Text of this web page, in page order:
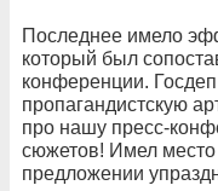
Последнее имело
который был
конференции.
пропагандистскую
про нашу пресс-
сюжетов! Имел
предложении